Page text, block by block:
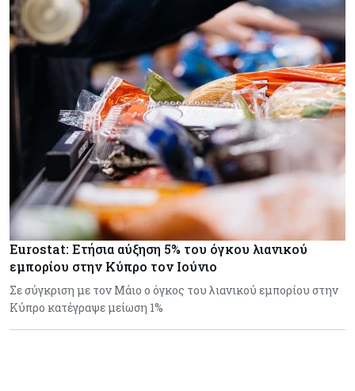
Eurostat: Ετήσια αύξηση 5% του όγκου λιανικού
εμπορίου στην Κύπρο τον Ιούνιο
Σε σύγκριση με τον Μάιο ο όγκος του λιανικού εμπορίου στην
Κύπρο κατέγραψε μείωση 1%